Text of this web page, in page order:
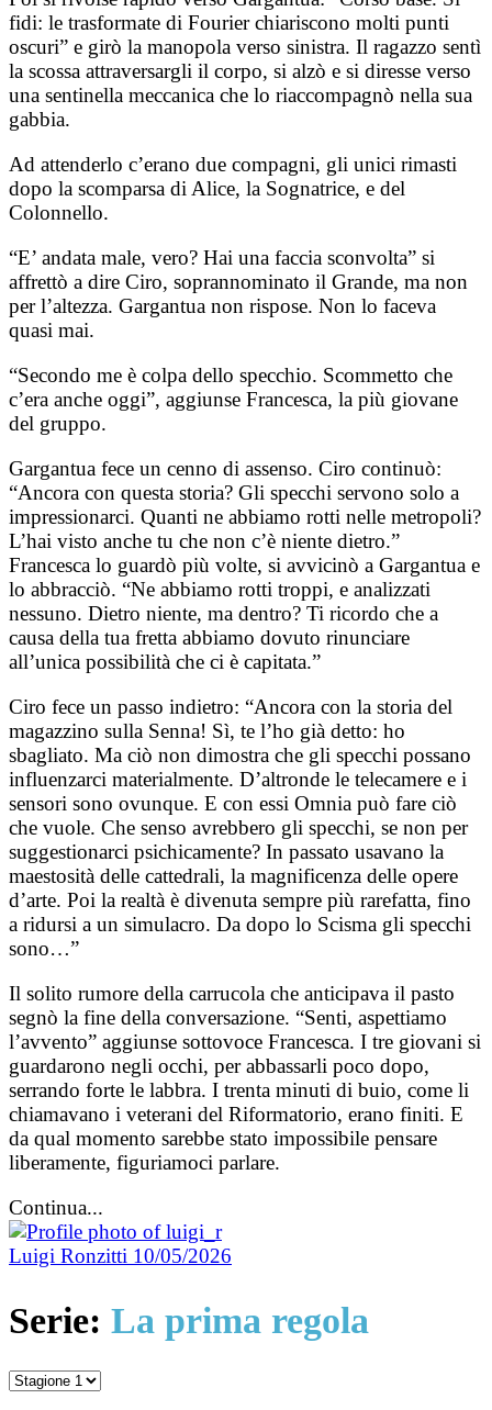
fidi: le trasformate di Fourier chiariscono molti punti
oscuri” e girò la manopola verso sinistra. Il ragazzo sentì
la scossa attraversargli il corpo, si alzò e si diresse verso
una sentinella meccanica che lo riaccompagnò nella sua
gabbia.
Ad attenderlo c’erano due compagni, gli unici rimasti
dopo la scomparsa di Alice, la Sognatrice, e del
Colonnello.
“E’ andata male, vero? Hai una faccia sconvolta” si
affrettò a dire Ciro, soprannominato il Grande, ma non
per l’altezza. Gargantua non rispose. Non lo faceva
quasi mai.
“Secondo me è colpa dello specchio. Scommetto che
c’era anche oggi”, aggiunse Francesca, la più giovane
del gruppo.
Gargantua fece un cenno di assenso. Ciro continuò:
“Ancora con questa storia? Gli specchi servono solo a
impressionarci. Quanti ne abbiamo rotti nelle metropoli?
L’hai visto anche tu che non c’è niente dietro.”
Francesca lo guardò più volte, si avvicinò a Gargantua e
lo abbracciò. “Ne abbiamo rotti troppi, e analizzati
nessuno. Dietro niente, ma dentro? Ti ricordo che a
causa della tua fretta abbiamo dovuto rinunciare
all’unica possibilità che ci è capitata.”
Ciro fece un passo indietro: “Ancora con la storia del
magazzino sulla Senna! Sì, te l’ho già detto: ho
sbagliato. Ma ciò non dimostra che gli specchi possano
influenzarci materialmente. D’altronde le telecamere e i
sensori sono ovunque. E con essi Omnia può fare ciò
che vuole. Che senso avrebbero gli specchi, se non per
suggestionarci psichicamente? In passato usavano la
maestosità delle cattedrali, la magnificenza delle opere
d’arte. Poi la realtà è divenuta sempre più rarefatta, fino
a ridursi a un simulacro. Da dopo lo Scisma gli specchi
sono…”
Il solito rumore della carrucola che anticipava il pasto
segnò la fine della conversazione. “Senti, aspettiamo
l’avvento” aggiunse sottovoce Francesca. I tre giovani si
guardarono negli occhi, per abbassarli poco dopo,
serrando forte le labbra. I trenta minuti di buio, come li
chiamavano i veterani del Riformatorio, erano finiti. E
da qual momento sarebbe stato impossibile pensare
liberamente, figuriamoci parlare.
Continua...
Luigi Ronzitti 10/05/2026
Serie: La prima regola